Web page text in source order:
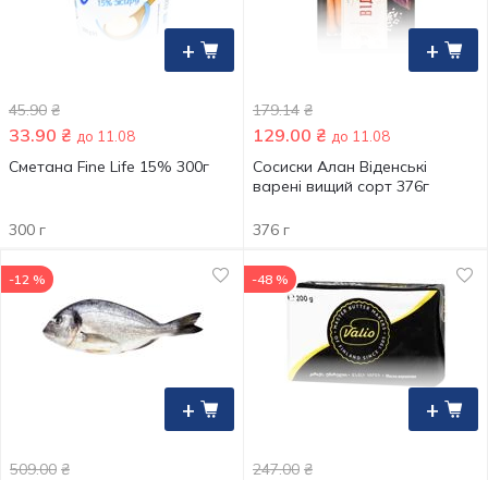
+
45.90 ₴
33.90 ₴ до 11.08
Сметана Fine Life 15% 300г
300 г
+
179.14 ₴
129.00 ₴ до 11.08
Сосиски Алан Віденські
варені вищий сорт 376г
376 г
+
-12 %
509.00 ₴
+
-48 %
247.00 ₴